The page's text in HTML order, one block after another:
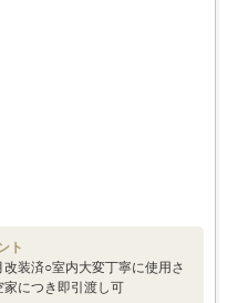
ト
装済○室内大変丁寧に使用さ
につき即引渡し可